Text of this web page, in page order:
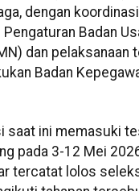
dengan
Pengaturan Badan
dan pelaksanaan
Badan
saat ini memasuki
pada 3-12 Mei
tercatat lolos